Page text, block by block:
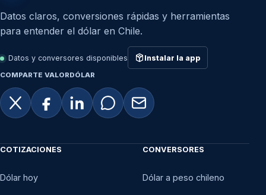
Datos claros, conversiones rápidas y herramientas
para entender el dólar en Chile.
Datos y conversores disponibles Instalar la app
COMPARTE VALORDÓLAR
COTIZACIONES
Dólar hoy
CONVERSORES
Dólar a peso chileno